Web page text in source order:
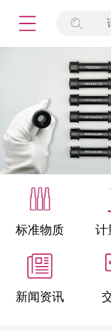
标准物质 计
新闻资讯
标准物质
产品专项
微生物检测
定制标物
定制仪器